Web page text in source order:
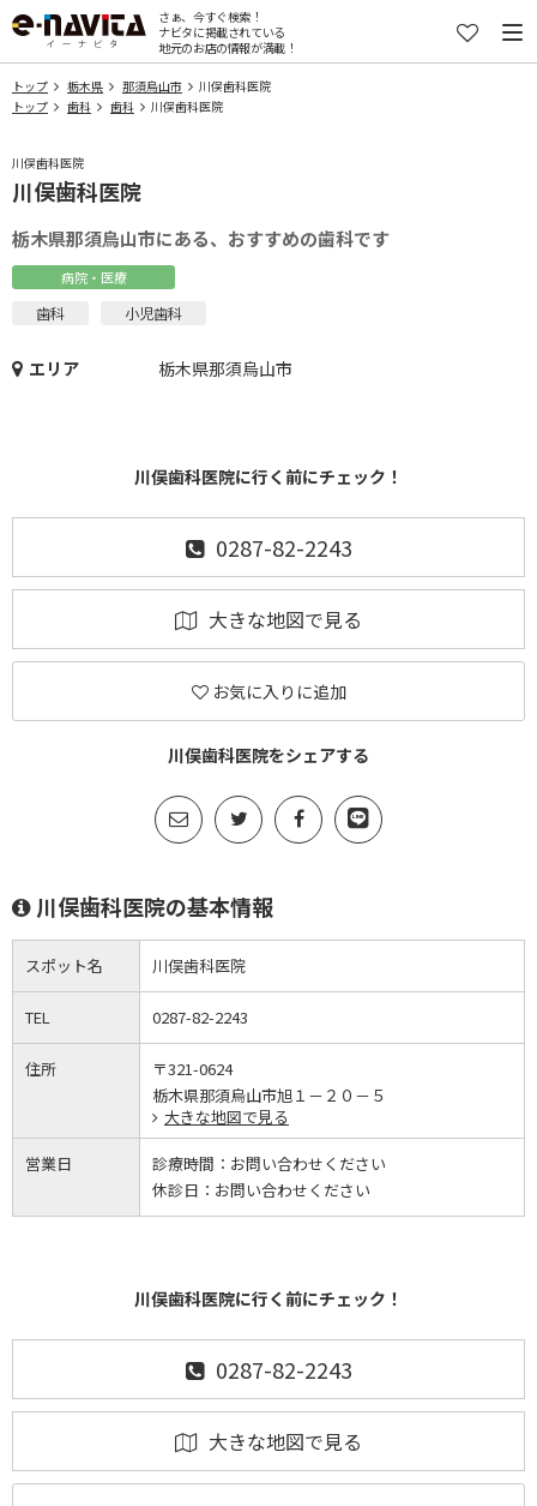
さぁ、今すぐ検索！
ナビタに掲載されている
地元のお店の情報が満載！
トップ 栃木県 那須烏山市
川俣歯科医院
トップ
歯科 歯科 川俣歯科医院
川俣歯科医院
川俣歯科医院
栃木県那須烏山市にある、おすすめの歯科です
病院・医療
歯科 小児歯科
エリア 栃木県那須烏山市
川俣歯科医院に行く前にチェック！
0287-82-2243
大きな地図で見る
お気に入りに追加
川俣歯科医院をシェアする
川俣歯科医院の基本情報
スポット名 川俣歯科医院
TEL 0287-82-2243
住所
〒321-0624
栃木県那須烏山市旭１－２０－５
大きな地図で見る
営業日 診療時間： お問い合わせください
休診日： お問い合わせください
川俣歯科医院に行く前にチェック！
0287-82-2243
大きな地図で見る